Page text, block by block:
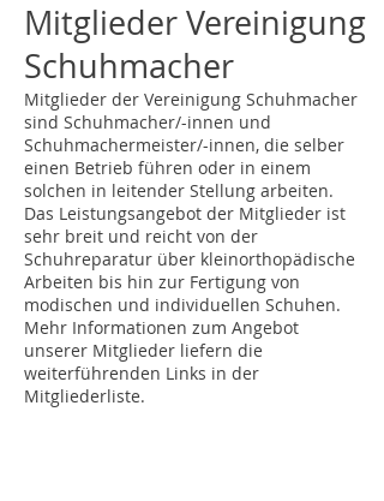
Mitglieder Vereinigung
Schuhmacher
Mitglieder der Vereinigung Schuhmacher
sind Schuhmacher/-innen und
Schuhmachermeister/-innen, die selber
einen Betrieb führen oder in einem
solchen in leitender Stellung arbeiten.
Das Leistungsangebot der Mitglieder ist
sehr breit und reicht von der
Schuhreparatur über kleinorthopädische
Arbeiten bis hin zur Fertigung von
modischen und individuellen Schuhen.
Mehr Informationen zum Angebot
unserer Mitglieder liefern die
weiterführenden Links in der
Mitgliederliste.